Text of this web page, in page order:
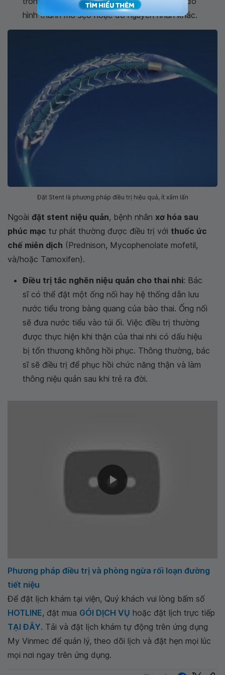
hình thành mô sẹo hoặc do nguyên nhân khác.
Đặt Stent là phương pháp điều trị hiệu quả, ít xâm lấn
Ngoài đặt stent niệu quản, bệnh nhân xơ hóa sau
phúc mạc tư phát thường được điều trị với thuốc ức
chế miễn dịch (Prednison, Mycophenolate mofetil,
và/hoặc Tamoxifen).
Điều trị tắc nghẽn niệu quản cho thai nhi: Bác
sĩ có thể đặt một ống nối hay hệ thống dẫn lưu
nước tiểu trong bàng quang của bào thai. Ống nối
sẽ đưa nước tiểu vào túi ối. Việc điều trị thường
được thực hiện khi thận của thai nhi có dấu hiệu
bị tổn thương không hồi phục. Thông thường, bác
sĩ sẽ điều trị để phục hồi chức năng thận và làm
thông niệu quản sau khi trẻ ra đời.
Phương pháp điều trị và phòng ngừa rối loạn đường
tiết niệu
Để đặt lịch khám tại viện, Quý khách vui lòng bấm số
HOTLINE, đặt mua GÓI DỊCH VỤ hoặc đặt lịch trực tiếp
TẠI ĐÂY. Tải và đặt lịch khám tự động trên ứng dụng
My Vinmec để quản lý, theo dõi lịch và đặt hẹn mọi lúc
mọi nơi ngay trên ứng dụng.